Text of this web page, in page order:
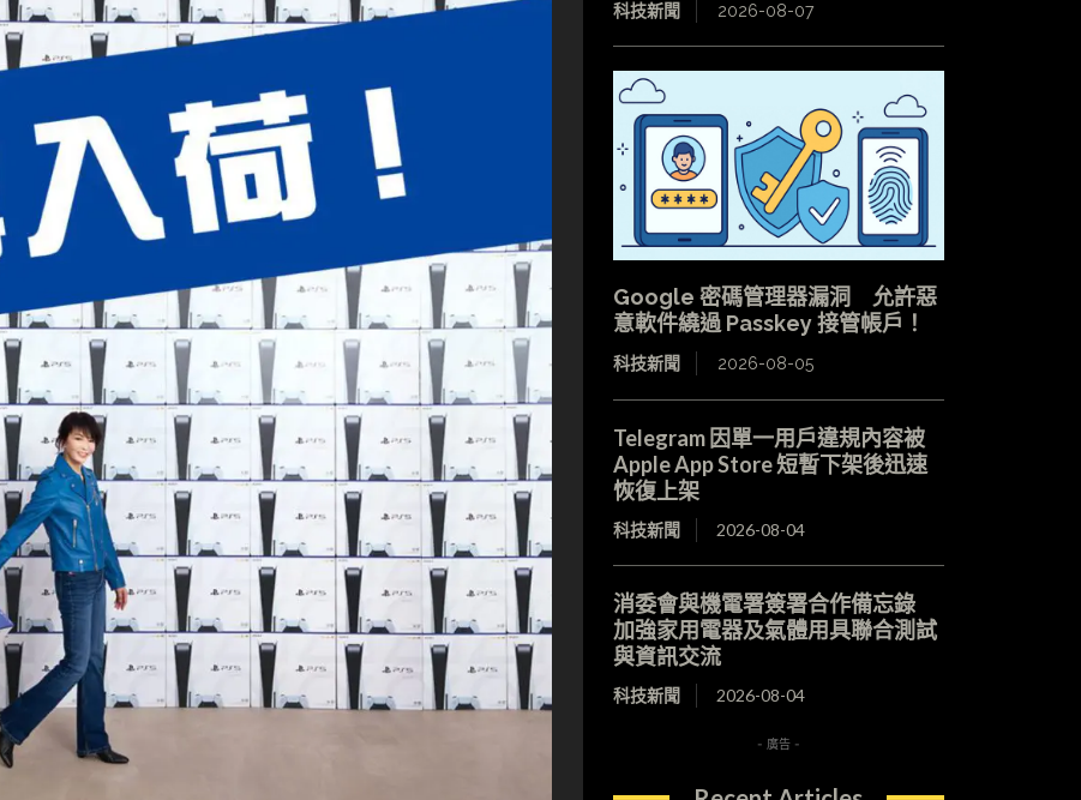
科技新聞 2026-08-07
Google 密碼管理器漏洞 允許惡
意軟件繞過 Passkey 接管帳戶！
科技新聞 2026-08-05
Telegram 因單一用戶違規內容被
Apple App Store 短暫下架後迅速
恢復上架
科技新聞 2026-08-04
消委會與機電署簽署合作備忘錄
加強家用電器及氣體用具聯合測試
與資訊交流
科技新聞 2026-08-04
- 廣告 -